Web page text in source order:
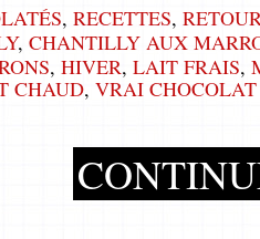
, RECETTES,
, CHANTILLY AUX
, HIVER, LAIT FRAIS,
CHAUD, VRAI